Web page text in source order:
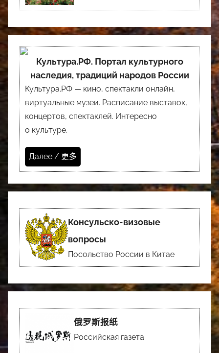
Культура.РФ. Портал культурного
наследия, традиций народов России
Культура.РФ — кино, спектакли онлайн,
виртуальные музеи. Расписание выставок,
концертов, спектаклей. Интересно
о культуре.
Далее / 更多
Консульско-визовые
вопросы
Посольство России в Китае
俄罗斯报纸
Российская газета